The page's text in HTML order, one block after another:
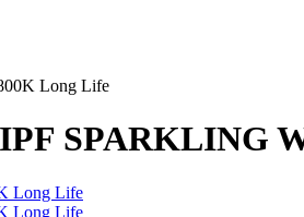
Long Life
SPARKLING